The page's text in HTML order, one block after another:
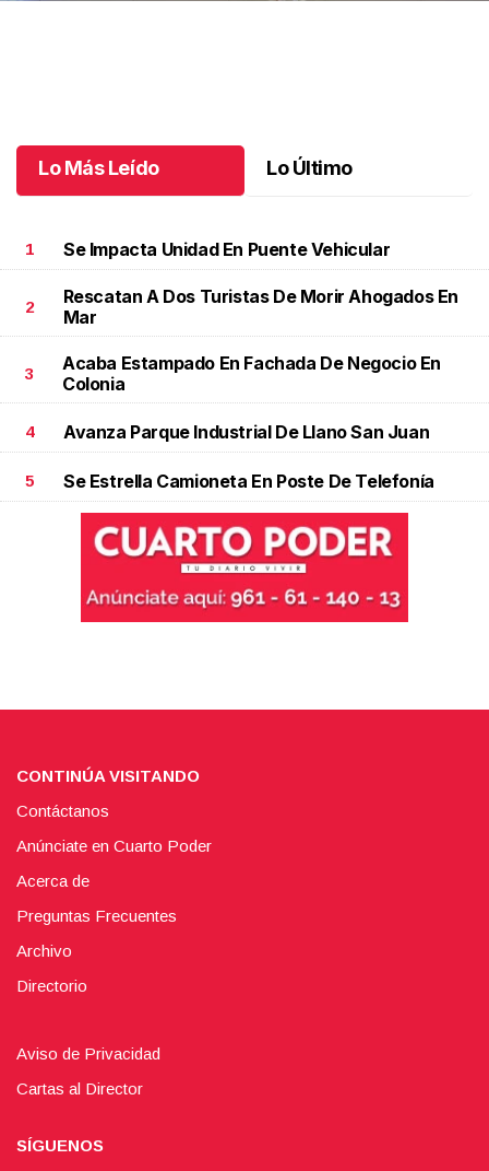
Lo Más Leído Lo Último
1 Se Impacta Unidad En Puente Vehicular
2
Rescatan A Dos Turistas De Morir Ahogados En
Mar
3
Acaba Estampado En Fachada De Negocio En
Colonia
4 Avanza Parque Industrial De Llano San Juan
5 Se Estrella Camioneta En Poste De Telefonía
CONTINÚA VISITANDO
Contáctanos
Anúnciate en Cuarto Poder
Acerca de
Preguntas Frecuentes
Archivo
Directorio
Aviso de Privacidad
Cartas al Director
SÍGUENOS